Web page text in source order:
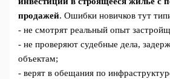
продажей. Ошибки новичков тут
- не смотрят реальный опыт
- не проверяют судебные дела,
объектам;
- верят в обещания по